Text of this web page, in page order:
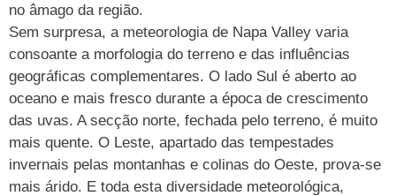
no âmago da região.
Sem surpresa, a meteorologia de Napa Valley varia
consoante a morfologia do terreno e das influências
geográficas complementares. O lado Sul é aberto ao
oceano e mais fresco durante a época de crescimento
das uvas. A secção norte, fechada pelo terreno, é muito
mais quente. O Leste, apartado das tempestades
invernais pelas montanhas e colinas do Oeste, prova-se
mais árido. E toda esta diversidade meteorológica,